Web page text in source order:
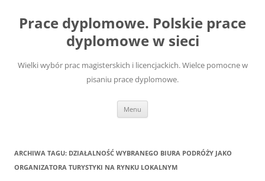
treści
Prace dyplomowe. Polskie prace
dyplomowe w sieci
Wielki wybór prac magisterskich i licencjackich. Wielce pomocne w
pisaniu prace dyplomowe.
Menu
ARCHIWA TAGU: DZIAŁALNOŚĆ WYBRANEGO BIURA PODRÓŻY JAKO
ORGANIZATORA TURYSTYKI NA RYNKU LOKALNYM